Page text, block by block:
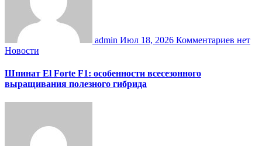
admin Июл 18, 2026 Комментариев нет
Новости
Шпинат El Forte F1: особенности всесезонного
выращивания полезного гибрида